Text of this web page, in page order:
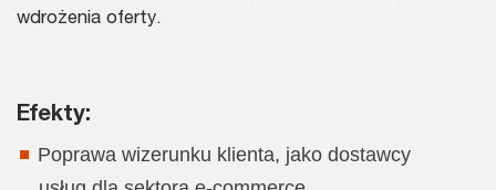
wdrożenia oferty.
Efekty:
Poprawa wizerunku klienta, jako dostawcy